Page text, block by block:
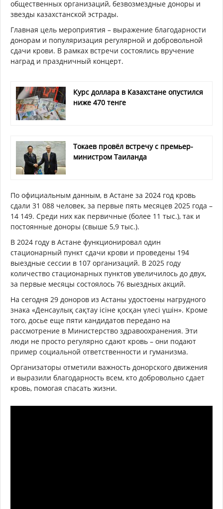
общественных организаций, безвозмездные доноры и
звезды казахстанской эстрады.
Главная цель мероприятия – выражение благодарности
донорам и популяризация регулярной и добровольной
сдачи крови. В рамках встречи состоялись вручение
наград и праздничный концерт.
Курс доллара в Казахстане опустился
ниже 470 тенге
Токаев провёл встречу с премьер-
министром Таиланда
По официальным данным, в Астане за 2024 год кровь
сдали 31 088 человек, за первые пять месяцев 2025 года –
14 149. Среди них как первичные (более 11 тыс.), так и
постоянные доноры (свыше 5,9 тыс.).
В 2024 году в Астане функционировал один
стационарный пункт сдачи крови и проведены 194
выездные сессии в 107 организаций. В 2025 году
количество стационарных пунктов увеличилось до двух,
за первые месяцы состоялось 76 выездных акций.
На сегодня 29 доноров из Астаны удостоены нагрудного
знака «Денсаулық сақтау ісіне қосқан үлесі үшін». Кроме
того, досье еще пяти кандидатов передано на
рассмотрение в Министерство здравоохранения. Эти
люди не просто регулярно сдают кровь – они подают
пример социальной ответственности и гуманизма.
Организаторы отметили важность донорского движения
и выразили благодарность всем, кто добровольно сдает
кровь, помогая спасать жизни.